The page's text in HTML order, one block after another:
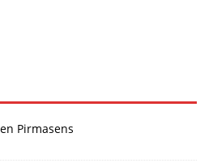
Pirmasens